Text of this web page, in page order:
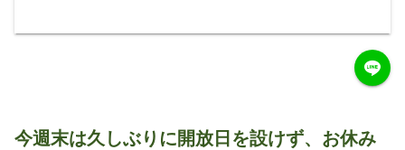
今週末は久しぶりに開放日を設けず、お休み